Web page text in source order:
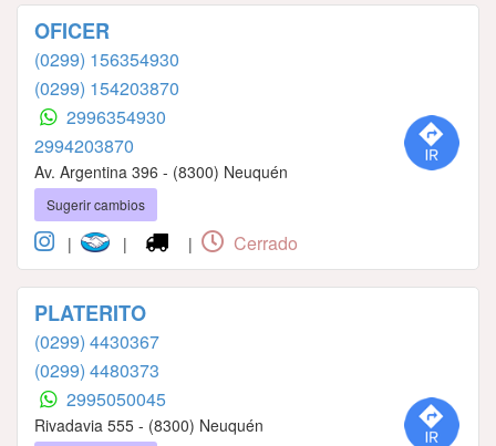
OFICER
(0299) 156354930
(0299) 154203870
2996354930
2994203870
Av. Argentina 396 - (8300) Neuquén
Sugerir cambios
| | | Cerrado
PLATERITO
(0299) 4430367
(0299) 4480373
2995050045
Rivadavia 555 - (8300) Neuquén